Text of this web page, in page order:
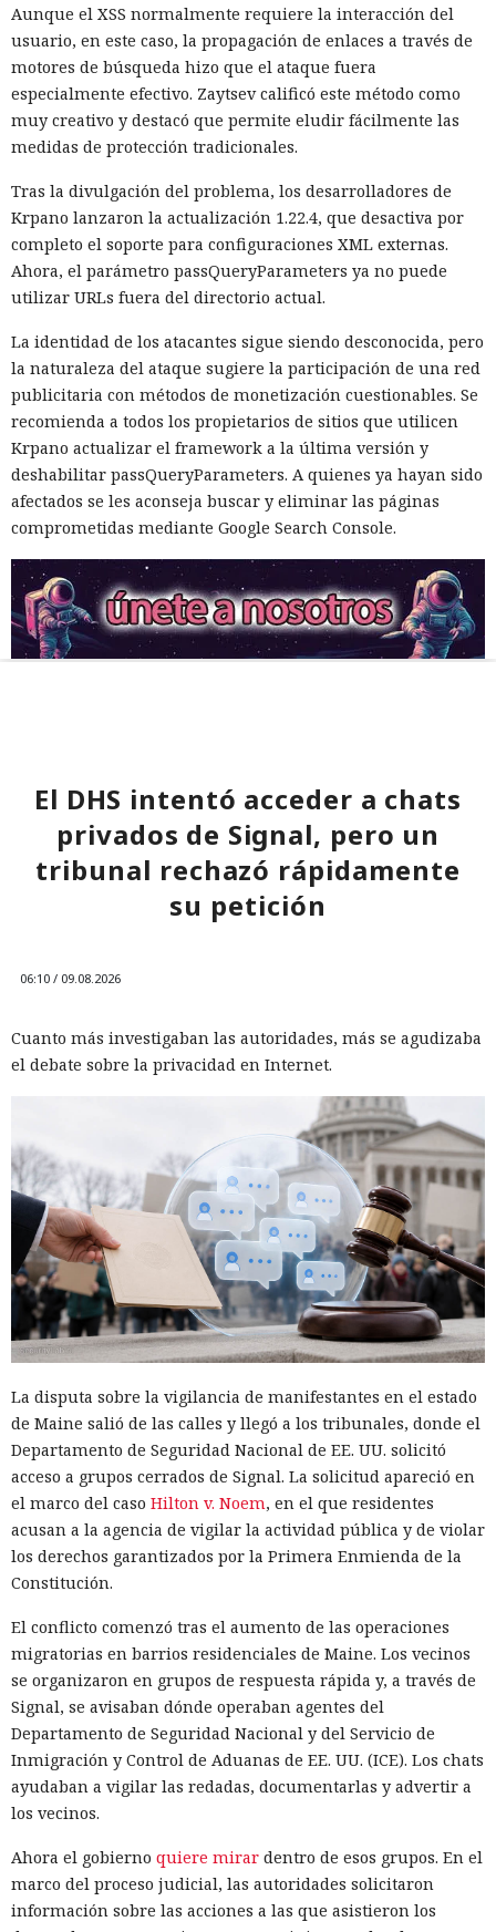
Aunque el XSS normalmente requiere la interacción del
usuario, en este caso, la propagación de enlaces a través de
motores de búsqueda hizo que el ataque fuera
especialmente efectivo. Zaytsev calificó este método como
muy creativo y destacó que permite eludir fácilmente las
medidas de protección tradicionales.
Tras la divulgación del problema, los desarrolladores de
Krpano lanzaron la actualización 1.22.4, que desactiva por
completo el soporte para configuraciones XML externas.
Ahora, el parámetro passQueryParameters ya no puede
utilizar URLs fuera del directorio actual.
La identidad de los atacantes sigue siendo desconocida, pero
la naturaleza del ataque sugiere la participación de una red
publicitaria con métodos de monetización cuestionables. Se
recomienda a todos los propietarios de sitios que utilicen
Krpano actualizar el framework a la última versión y
deshabilitar passQueryParameters. A quienes ya hayan sido
afectados se les aconseja buscar y eliminar las páginas
comprometidas mediante Google Search Console.
El DHS intentó acceder a chats
privados de Signal, pero un
tribunal rechazó rápidamente
su petición
06:10 / 09.08.2026
Cuanto más investigaban las autoridades, más se agudizaba
el debate sobre la privacidad en Internet.
La disputa sobre la vigilancia de manifestantes en el estado
de Maine salió de las calles y llegó a los tribunales, donde el
Departamento de Seguridad Nacional de EE. UU. solicitó
acceso a grupos cerrados de Signal. La solicitud apareció en
el marco del caso Hilton v. Noem, en el que residentes
acusan a la agencia de vigilar la actividad pública y de violar
los derechos garantizados por la Primera Enmienda de la
Constitución.
El conflicto comenzó tras el aumento de las operaciones
migratorias en barrios residenciales de Maine. Los vecinos
se organizaron en grupos de respuesta rápida y, a través de
Signal, se avisaban dónde operaban agentes del
Departamento de Seguridad Nacional y del Servicio de
Inmigración y Control de Aduanas de EE. UU. (ICE). Los chats
ayudaban a vigilar las redadas, documentarlas y advertir a
los vecinos.
Ahora el gobierno quiere mirar dentro de esos grupos. En el
marco del proceso judicial, las autoridades solicitaron
información sobre las acciones a las que asistieron los